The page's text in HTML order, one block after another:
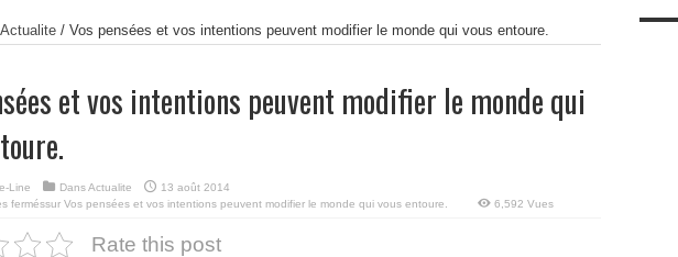
Actualite/ Vos pensées et vos intentions peuvent modifier le monde qui vous entoure.
et vos intentions peuvent modifier le monde qui
Line DansActualite
13 août 2014
ferméssur Vos pensées et vos intentions peuvent modifier le monde qui vous entoure. 6,592 Vues
Rate this post